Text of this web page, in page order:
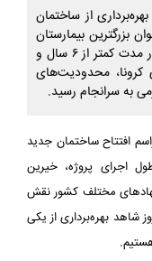
از ساختمان
بزرگترین بیمارستان
درمان سرطان در خاورمیانه گفت: این پروژه در مدت کمتر از ۶ سال و
محدودیت‌های
به سرانجام رسید.
افتتاح ساختمان جدید
اجرای پروژه، خیرین
مختلف کشور نقش
شاهد بهره‌برداری از یکی